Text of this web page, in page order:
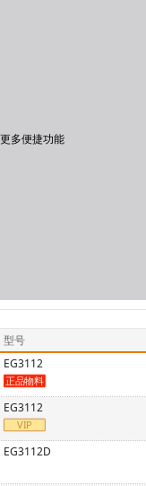
多便捷功能
型号
EG3112
EG3112
EG3112D